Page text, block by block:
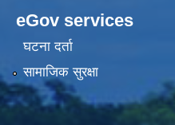
eGov services
घटना दर्ता
सामाजिक सुरक्षा